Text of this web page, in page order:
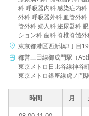
科 呼吸器内科 感染症内
外科 呼吸器外科 血管外
管外科 婦人科 泌尿器科
ション科 歯科 脊椎脊髄
東京都港区西新橋3丁目
都営三田線御成門駅（A5
東京メトロ日比谷線神谷
東京メトロ銀座線虎ノ門
時間 月